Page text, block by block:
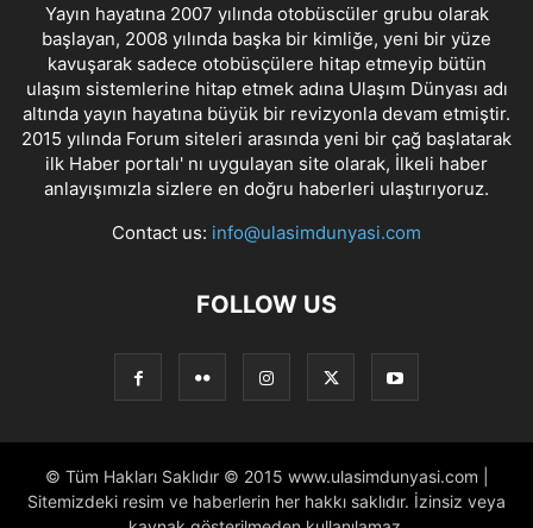
Yayın hayatına 2007 yılında otobüscüler grubu olarak
başlayan, 2008 yılında başka bir kimliğe, yeni bir yüze
kavuşarak sadece otobüsçülere hitap etmeyip bütün
ulaşım sistemlerine hitap etmek adına Ulaşım Dünyası adı
altında yayın hayatına büyük bir revizyonla devam etmiştir.
2015 yılında Forum siteleri arasında yeni bir çağ başlatarak
ilk Haber portalı' nı uygulayan site olarak, İlkeli haber
anlayışımızla sizlere en doğru haberleri ulaştırıyoruz.
Contact us: info@ulasimdunyasi.com
FOLLOW US
© Tüm Hakları Saklıdır © 2015 www.ulasimdunyasi.com |
Sitemizdeki resim ve haberlerin her hakkı saklıdır. İzinsiz veya